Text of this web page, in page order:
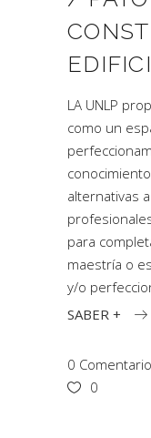
LA UNLP
como un
alternativas
para
maestría o
y/o
SABER +
0
0